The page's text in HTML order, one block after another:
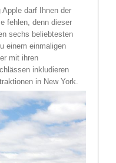
darf Ihnen der
fehlen, denn dieser
sechs beliebtesten
einem einmaligen
mit ihren
inkludieren
in New York.